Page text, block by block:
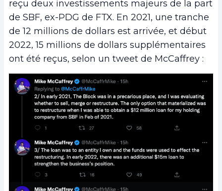
reçu deux investissements majeurs de la part
de SBF, ex-PDG de FTX. En 2021, une tranche
de 12 millions de dollars est arrivée, et début
2022, 15 millions de dollars supplémentaires
ont été reçus, selon un tweet de McCaffrey :